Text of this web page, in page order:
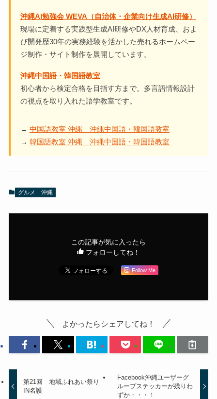
沖縄AI勉強会 WEVA（自治体・企業向け生成AI研修）
現場に定着する実践型生成AI研修やDX人材育成、およ
び開発歴30年の実務経験を活かした売れるホームペー
ジ制作・サイト制作を展開しています。
沖縄中国語・韓国語教室
初心者から検定合格を目指す方まで。多言語情報設計
の視点を取り入れた語学教室です。
→ 中国語教室 沖縄｜沖縄中国語・韓国語教室
→ 韓国語教室 沖縄｜沖縄中国語・韓国語教室
グルメ 沖縄
この記事が気に入ったら
フォローしてね！
Follow Me
よかったらシェアしてね！
第21回 地域ふれあい祭り
IN名護
Facebook沖縄ユーザーグ
ループステッカーが残りわ
ずか・・・！